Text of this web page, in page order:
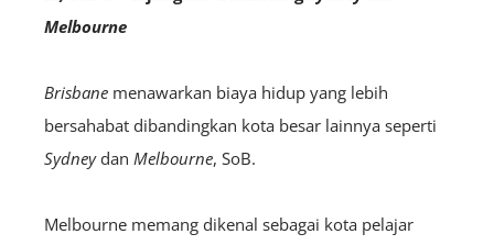
Melbourne
Brisbane menawarkan biaya hidup yang lebih
bersahabat dibandingkan kota besar lainnya seperti
Sydneydan Melbourne, SoB.
Melbourne memang dikenal sebagai kota pelajar